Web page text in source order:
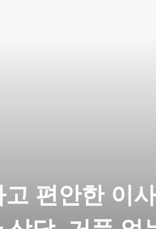
편안한 이